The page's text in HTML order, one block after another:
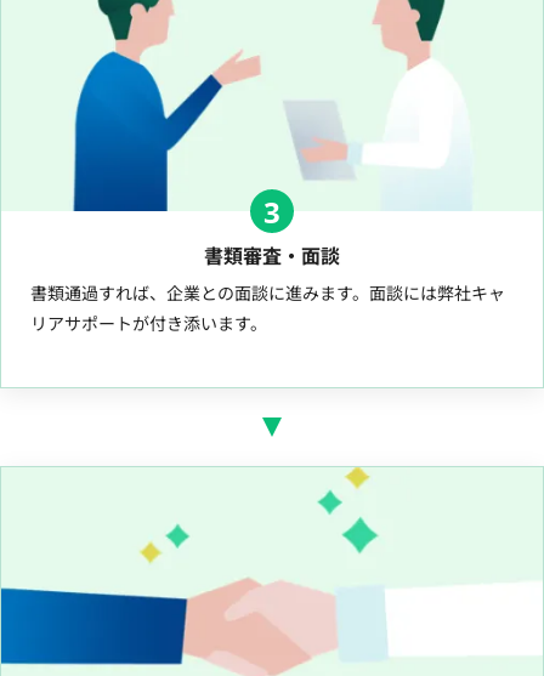
3
書類審査・面談
書類通過すれば、企業との面談に進みます。面談には弊社キャ
リアサポートが付き添います。